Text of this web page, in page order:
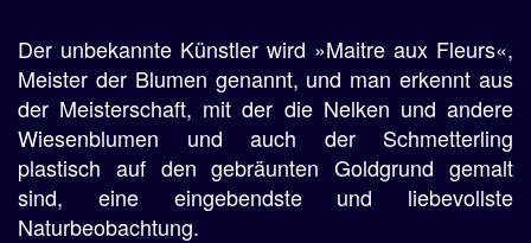
Der unbekannte Künstler wird »Maitre aux Fleurs«,
Meister der Blumen genannt, und man erkennt aus
der Meisterschaft, mit der die Nelken und andere
Wiesenblumen und auch der Schmetterling
plastisch auf den gebräunten Goldgrund gemalt
sind, eine eingebendste und liebevollste
Naturbeobachtung.